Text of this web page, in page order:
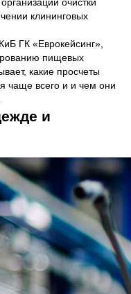
клининговых
ГК «Еврокейсинг»,
пищевых
какие просчеты
чаще всего и и чем они
и